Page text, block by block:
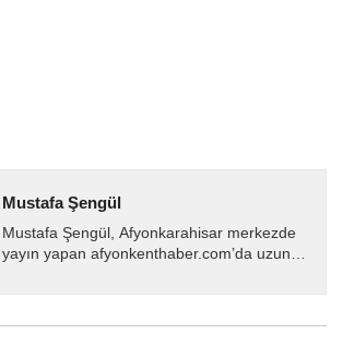
Mustafa Şengül
Mustafa Şengül, Afyonkarahisar merkezde
yayın yapan afyonkenthaber.com’da uzun
almakta, haber akışı...